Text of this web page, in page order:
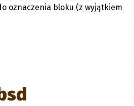
oznaczenia bloku (z wyjątkiem